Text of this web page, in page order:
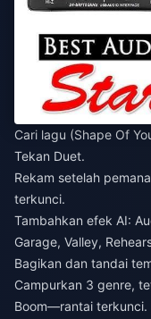
Cari lagu (Shape Of
Tekan Duet.
Rekam setelah
terkunci.
Tambahkan efek AI:
Garage, Valley,
Bagikan dan tandai
Campurkan 3 genre,
Boom—rantai terkunci.